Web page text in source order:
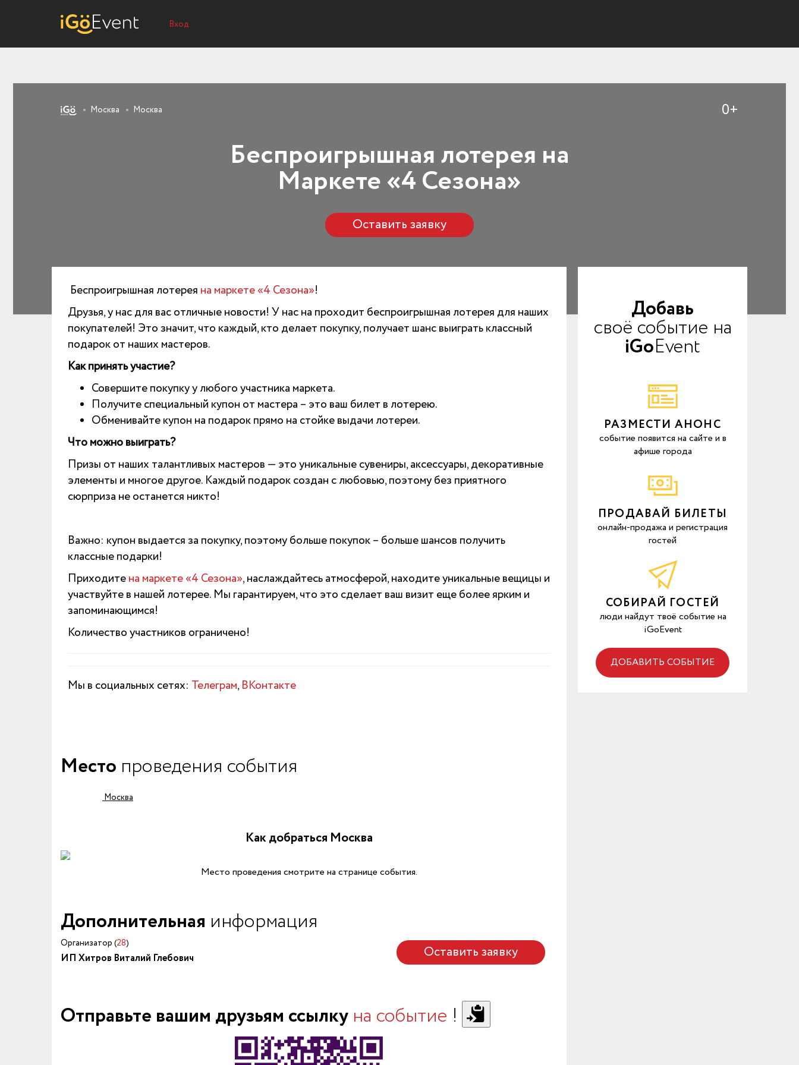
Вход
Москва Москва 0+
Беспроигрышная лотерея на
Маркете «4 Сезона»
Оставить заявку
Беспроигрышная лотерея на маркете «4 Сезона»!
Друзья, у нас для вас отличные новости! У нас на проходит беспроигрышная лотерея для наших
покупателей! Это значит, что каждый, кто делает покупку, получает шанс выиграть классный
подарок от наших мастеров.
Как принять участие?
Совершите покупку у любого участника маркета.
Получите специальный купон от мастера – это ваш билет в лотерею.
Обменивайте купон на подарок прямо на стойке выдачи лотереи.
Что можно выиграть?
Призы от наших талантливых мастеров — это уникальные сувениры, аксессуары, декоративные
элементы и многое другое. Каждый подарок создан с любовью, поэтому без приятного
сюрприза не останется никто!
Важно: купон выдается за покупку, поэтому больше покупок – больше шансов получить
классные подарки!
Приходитена маркете «4 Сезона», наслаждайтесь атмосферой, находите уникальные вещицы и
участвуйте в нашей лотерее. Мы гарантируем, что это сделает ваш визит еще более ярким и
запоминающимся!
Количество участников ограничено!
Мы в социальных сетях: Телеграм,ВКонтакте
Место проведения события
Москва
Как добраться Москва
Место проведения смотрите на странице события.
Дополнительная информация
Организатор (28)
ИП Хитров Виталий Глебович Оставить заявку
Отправьте вашим друзьям ссылку на событие !
Добавь
своё событие на
iGoEvent
РАЗМЕСТИ АНОНС
событие появится на сайте и в
афише города
ПРОДАВАЙ БИЛЕТЫ
онлайн-продажа и регистрация
гостей
СОБИРАЙ ГОСТЕЙ
люди найдут твоё событие на
iGoEvent
ДОБАВИТЬ СОБЫТИЕ